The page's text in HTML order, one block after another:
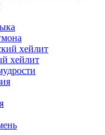
хейлит
хейлит